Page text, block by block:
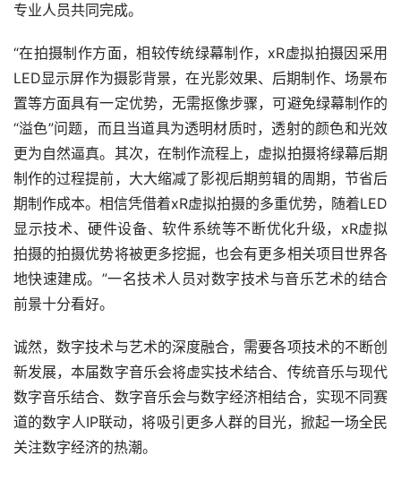
专业人员共同完成。
“在拍摄制作方面，相较传统绿幕制作，xR虚拟拍摄因采用
LED显示屏作为摄影背景，在光影效果、后期制作、场景布
置等方面具有一定优势，无需抠像步骤，可避免绿幕制作的
“溢色”问题，而且当道具为透明材质时，透射的颜色和光效
更为自然逼真。其次，在制作流程上，虚拟拍摄将绿幕后期
制作的过程提前，大大缩减了影视后期剪辑的周期，节省后
期制作成本。相信凭借着xR虚拟拍摄的多重优势，随着LED
显示技术、硬件设备、软件系统等不断优化升级，xR虚拟
拍摄的拍摄优势将被更多挖掘，也会有更多相关项目世界各
地快速建成。”一名技术人员对数字技术与音乐艺术的结合
前景十分看好。
诚然，数字技术与艺术的深度融合，需要各项技术的不断创
新发展，本届数字音乐会将虚实技术结合、传统音乐与现代
数字音乐结合、数字音乐会与数字经济相结合，实现不同赛
道的数字人IP联动，将吸引更多人群的目光，掀起一场全民
关注数字经济的热潮。